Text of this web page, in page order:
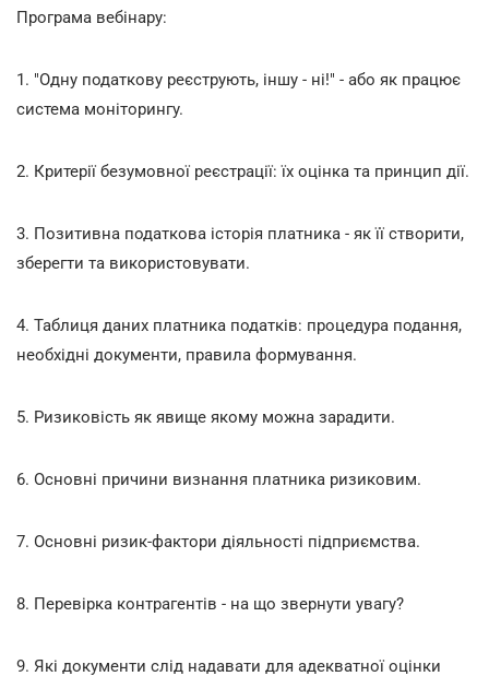
Програма вебінару:
1. "Одну податкову реєструють, іншу - ні!" - або як працює
система моніторингу.
2. Критерії безумовної реєстрації: їх оцінка та принцип дії.
3. Позитивна податкова історія платника - як її створити,
зберегти та використовувати.
4. Таблиця даних платника податків: процедура подання,
необхідні документи, правила формування.
5. Ризиковість як явище якому можна зарадити.
6. Основні причини визнання платника ризиковим.
7. Основні ризик-фактори діяльності підприємства.
8. Перевірка контрагентів - на що звернути увагу?
9. Які документи слід надавати для адекватної оцінки